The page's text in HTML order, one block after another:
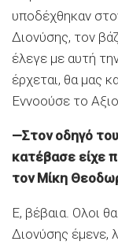
υποδέχθηκαν
Διονύσης, τον
έλεγε με αυτή
έρχεται, θα μας
Εννοούσε το
—Στον οδηγό
κατέβασε είχε
τον Μίκη
Ε, βέβαια. Ολοι
Διονύσης έμενε,